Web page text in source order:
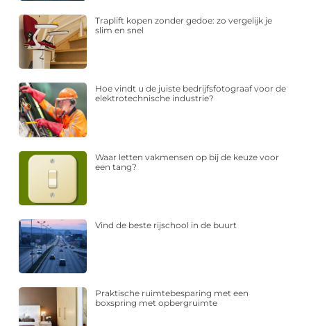
Traplift kopen zonder gedoe: zo vergelijk je
slim en snel
Hoe vindt u de juiste bedrijfsfotograaf voor de
elektrotechnische industrie?
Waar letten vakmensen op bij de keuze voor
een tang?
Vind de beste rijschool in de buurt
Praktische ruimtebesparing met een
boxspring met opbergruimte